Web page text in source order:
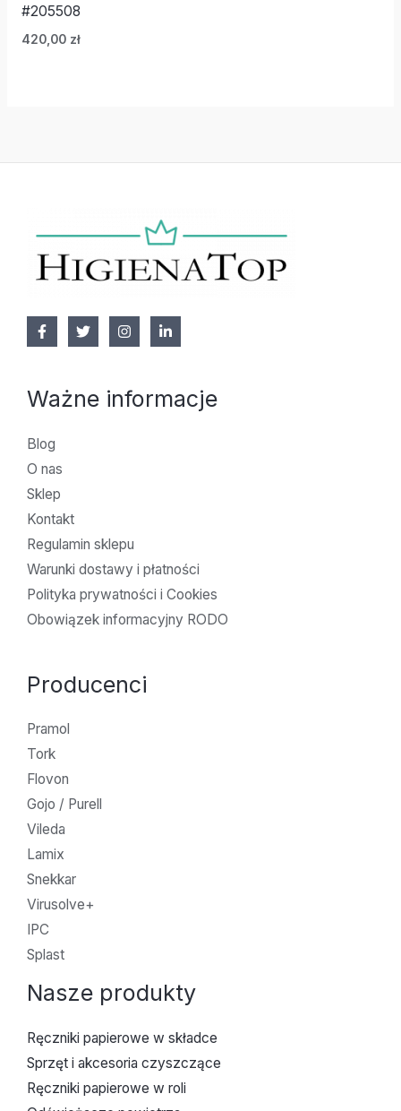
#205508
420,00 zł
Ważne informacje
Blog
O nas
Sklep
Kontakt
Regulamin sklepu
Warunki dostawy i płatności
Polityka prywatności i Cookies
Obowiązek informacyjny RODO
Producenci
Pramol
Tork
Flovon
Gojo / Purell
Vileda
Lamix
Snekkar
Virusolve+
IPC
Splast
Nasze produkty
Ręczniki papierowe w składce
Sprzęt i akcesoria czyszczące
Ręczniki papierowe w roli